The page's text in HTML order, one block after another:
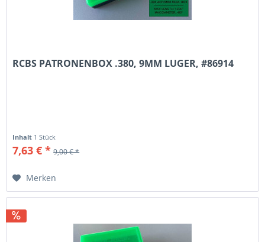
RCBS PATRONENBOX .380, 9MM LUGER, #86914
Inhalt 1 Stück
7,63 € * 9,00 € *
Merken